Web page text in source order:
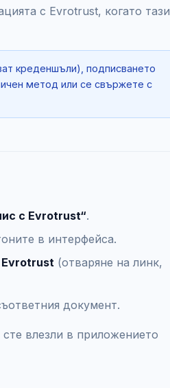
с Evrotrust, когато тази
креденшъли), подписването
метод или се свържете с
с Evrotrust“.
в интерфейса.
(отваряне на линк,
документ.
влезли в приложението